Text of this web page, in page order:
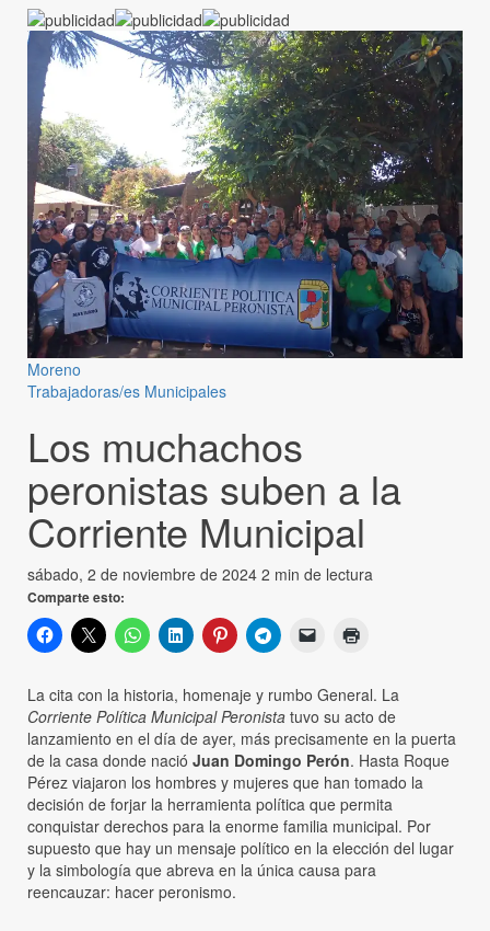
Moreno
Trabajadoras/es Municipales
Los muchachos
peronistas suben a la
Corriente Municipal
sábado, 2 de noviembre de 2024 2 min de lectura
Comparte esto:
La cita con la historia, homenaje y rumbo General. La
Corriente Política Municipal Peronista tuvo su acto de
lanzamiento en el día de ayer, más precisamente en la puerta
de la casa donde nació Juan Domingo Perón. Hasta Roque
Pérez viajaron los hombres y mujeres que han tomado la
decisión de forjar la herramienta política que permita
conquistar derechos para la enorme familia municipal. Por
supuesto que hay un mensaje político en la elección del lugar
y la simbología que abreva en la única causa para
reencauzar: hacer peronismo.